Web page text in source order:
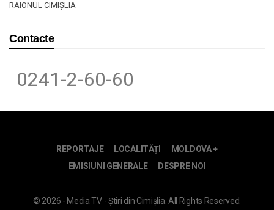
RAIONUL CIMIȘLIA
Contacte
0241-2-60-60
REPORTAJE LOCALITĂȚI
MOLDOVA +
EMISIUNI GENERALE
DESPRE NOI
© 2026 - Media TV - Știri din Cimișlia. All Rights Reserved.